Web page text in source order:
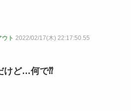
ト 2022/02/17(木) 22:17:50.55
けど…何で⁇